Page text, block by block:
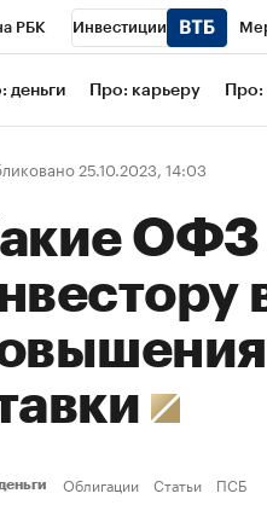
РБК Инвестиции
РБК РБК Образование
валюты
деньги Про: карьеру Про:
25.10.2023, 14:03
ОФЗ
Облигации Статьи ПСБ